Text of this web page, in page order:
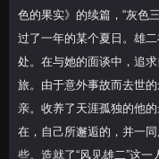
色的果实》的续篇，“灰色
过了一年的某个夏日。雄
处。在与她的面谈中，追
旅。由于意外事故而去世
亲。收养了天涯孤独的他
在，自己所邂逅的，并一
些。造就了“风见雄二”这